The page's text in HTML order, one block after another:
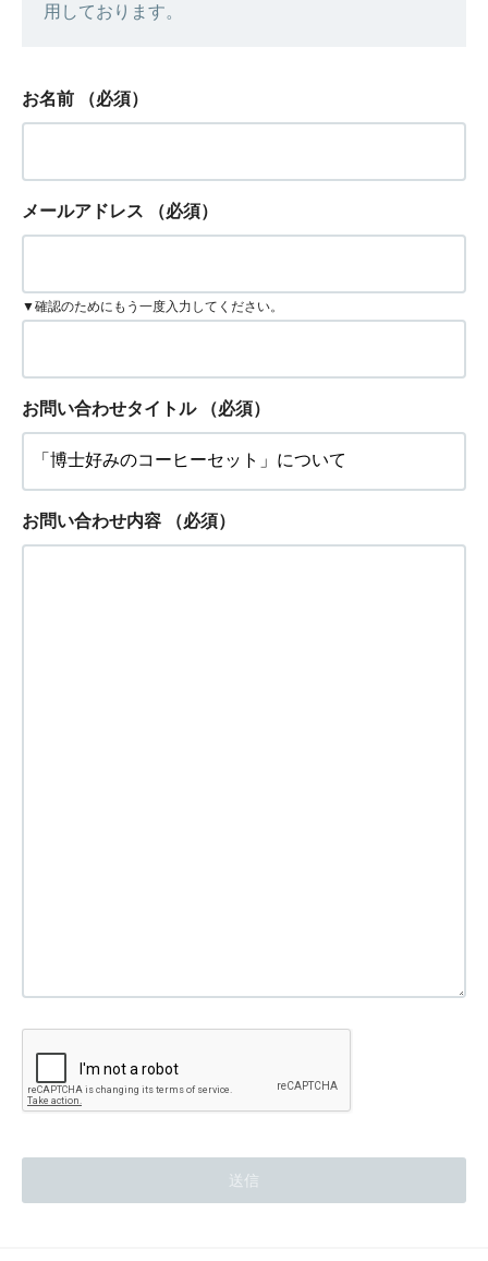
用しております。
お名前 （必須）
メールアドレス （必須）
▼確認のためにもう一度入力してください。
お問い合わせタイトル （必須）
お問い合わせ内容 （必須）